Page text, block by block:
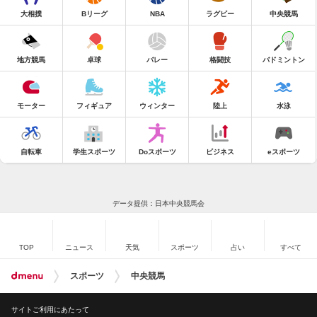
大相撲 Bリーグ NBA ラグビー 中央競馬
地方競馬 卓球 バレー 格闘技 バドミントン
モーター フィギュア ウィンター 陸上 水泳
自転車 学生スポーツ Doスポーツ ビジネス eスポーツ
データ提供：日本中央競馬会
TOP ニュース 天気 スポーツ 占い すべて
スポーツ 中央競馬
サイトご利用にあたって